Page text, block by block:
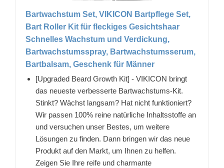
Bartwachstum Set, VIKICON Bartpflege Set,
Bart Roller Kit für fleckiges Gesichtshaar
Schnelles Wachstum und Verdickung,
Bartwachstumsspray, Bartwachstumsserum,
Bartbalsam, Geschenk für Männer
[Upgraded Beard Growth Kit] - VIKICON bringt
das neueste verbesserte Bartwachstums-Kit.
Stinkt? Wächst langsam? Hat nicht funktioniert?
Wir passen 100% reine natürliche Inhaltsstoffe an
und versuchen unser Bestes, um weitere
Lösungen zu finden. Dann bringen wir das neue
Produkt auf den Markt, um Ihnen zu helfen.
Zeigen Sie Ihre reife und charmante